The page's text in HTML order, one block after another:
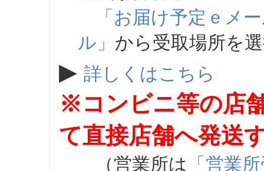
「お届け予定ｅメ
ル」 から受取場所を
▶ 詳しくはこちら
※コンビニ等の店
て直接店舗へ発送
（営業所は 「営業